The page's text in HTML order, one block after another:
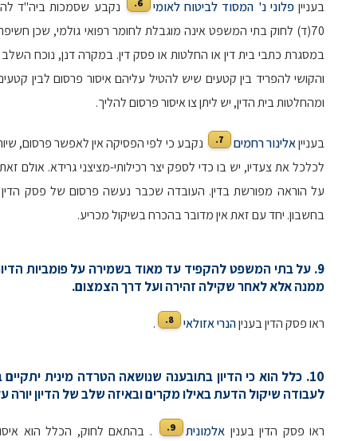
בענייןפלוני נ' המסוד לביטוח לאומי 6.
נקבע שסמכות ביה"ד
70(ד) לחוק בתי המשפט אינה מוגבלת לחומר רפואי גולמי, שכן
במסגרת כתבי בית דין או החלטות או פסק דין. במקרה דנן, נוכח
והקושי להפריד בין קטעים שיש להטיל עליהם איסור פרסום לבין
ומהחלטות בית הדין, יש ליתן צו איסור פרסום להליך.
בענייןאלינור רחמים 7.
נקבע כי לפי הפסיקה אין לאפשר פרסום,
לכלכל את צעדיו, יש בו כדי לספק יצר רכילותי-מציצני גרידא. אולם
על הוראה מפורשת בדין. העובדה שכבר נעשה פרסום של פסק
בחשבון. יחד עם זאת אין מדובר בהכרח בשיקול מכריע.
9. על בתי המשפט להקפיד עד מאוד בשמירה על פומביות
ממנה אלא לאחר שקילה זהירה ועל דרך הצמצום.
ראו פסק הדין בעניןהנרי אזולאי 8.
.
10. כלל הוא כי הדיון בתובענה שנושאה הטרדה מינית
לעבודה שיקול הדעת באילו מקרים ובאיזה שלב של הדיון יורה
ראו פסק הדין בענין אלמונית 9.
. בהתאם לחוק, הכלל הוא